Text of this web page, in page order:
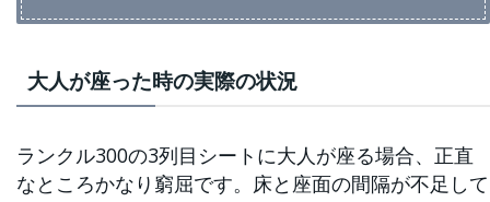
大人が座った時の実際の状況
ランクル300の3列目シートに大人が座る場合、正直
なところかなり窮屈です。床と座面の間隔が不足して